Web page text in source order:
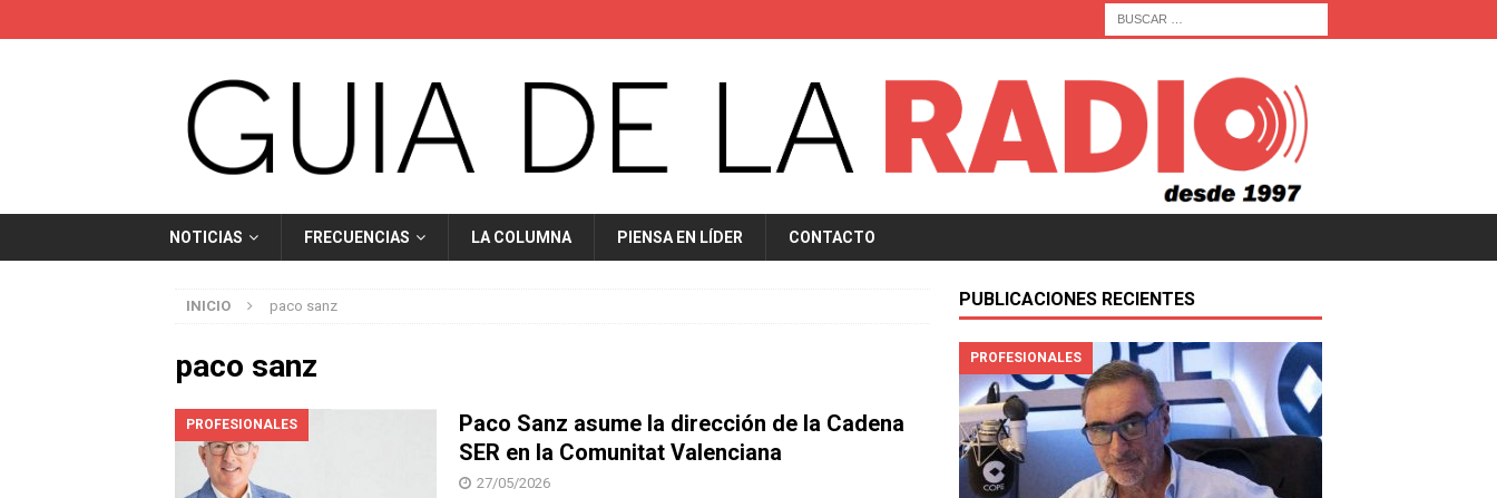
NOTICIAS FRECUENCIAS LA COLUMNA PIENSA EN LÍDER CONTACTO
INICIO paco sanz
paco sanz
PROFESIONALES
Paco Sanz asume la dirección de la Cadena
SER en la Comunitat Valenciana
27/05/2026
PUBLICACIONES RECIENTES
PROFESIONALES